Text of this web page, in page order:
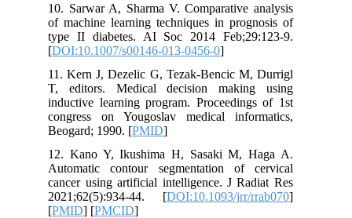
10. Sarwar A, Sharma V. Comparative analysis
of machine learning techniques in prognosis of
type II diabetes. AI Soc 2014 Feb;29:123-9.
[DOI:10.1007/s00146-013-0456-0
11. Kern J, Dezelic G, Tezak-Bencic M, Durrigl
T, editors. Medical decision making using
inductive learning program. Proceedings of 1st
congress on Yougoslav medical informatics,
Beogard; 1990. [PMID
12. Kano Y, Ikushima H, Sasaki M, Haga A.
Automatic contour segmentation of cervical
cancer using artificial intelligence. J Radiat Res
2021;62(5):934-44. [DOI:10.1093/jrr/rrab070
[PMID] [PMCID